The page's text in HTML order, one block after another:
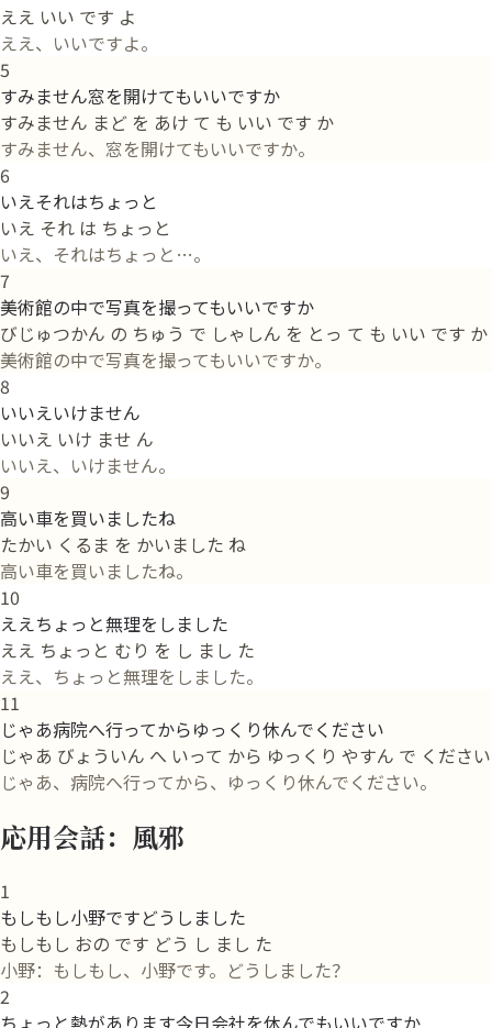
ええ いい です よ
ええ、いいですよ。
5
すみません窓を開けてもいいですか
すみません まど を あけ て も いい です か
すみません、窓を開けてもいいですか。
6
いえそれはちょっと
いえ それ は ちょっと
いえ、それはちょっと…。
7
美術館の中で写真を撮ってもいいですか
びじゅつかん の ちゅう で しゃしん を とっ て も いい です か
美術館の中で写真を撮ってもいいですか。
8
いいえいけません
いいえ いけ ませ ん
いいえ、いけません。
9
高い車を買いましたね
たかい くるま を かいました ね
高い車を買いましたね。
10
ええちょっと無理をしました
ええ ちょっと むり を し まし た
ええ、ちょっと無理をしました。
11
じゃあ病院へ行ってからゆっくり休んでください
じゃあ びょういん へ いって から ゆっくり やすん で ください
じゃあ、病院へ行ってから、ゆっくり休んでください。
応用会話：風邪
1
もしもし小野ですどうしました
もしもし おの です どう し まし た
小野：もしもし、小野です。どうしました？
2
ちょっと熱があります今日会社を休んでもいいですか